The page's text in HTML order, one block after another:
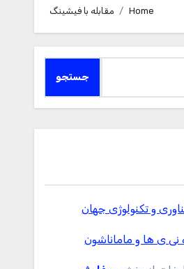
Home مقابله با فیشینگ
و تکنولوژی جهان
نی ی ها و ماماناشون